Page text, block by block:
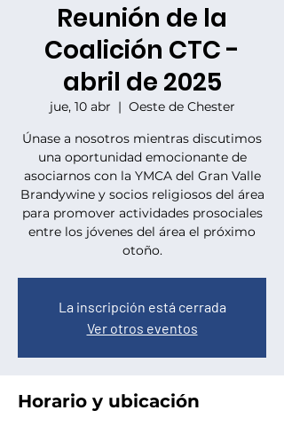
Reunión de la
Coalición CTC -
abril de 2025
jue, 10 abr
  |
Oeste de Chester
Únase a nosotros mientras discutimos
una oportunidad emocionante de
asociarnos con la YMCA del Gran Valle
Brandywine y socios religiosos del área
para promover actividades prosociales
entre los jóvenes del área el próximo
otoño.
La inscripción está cerrada
Ver otros eventos
Horario y ubicación